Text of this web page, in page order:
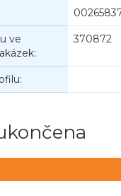
ve
370872